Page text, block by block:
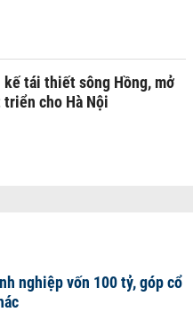
kế tái thiết sông Hồng, mở
cho Hà Nội
nghiệp vốn 100 tỷ, góp cổ